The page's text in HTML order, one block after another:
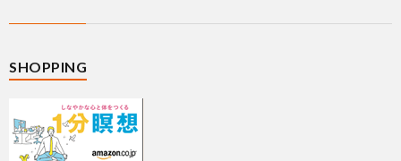
SHOPPING